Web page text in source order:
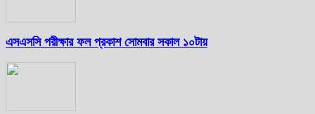
এসএসসি পরীক্ষার ফল প্রকাশ সোমবার সকাল ১০টায়